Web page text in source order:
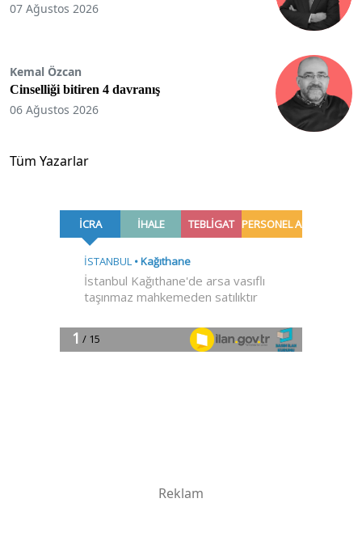
07 Ağustos 2026
Kemal Özcan
Cinselliği bitiren 4 davranış
06 Ağustos 2026
Tüm Yazarlar